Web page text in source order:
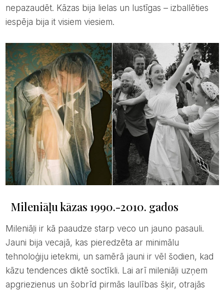
nepazaudēt. Kāzas bija lielas un lustīgas – izballēties
iespēja bija it visiem viesiem.
Mileniāļu kāzas 1990.-2010. gados
Mileniāļi ir kā paaudze starp veco un jauno pasauli.
Jauni bija vecajā, kas pieredzēta ar minimālu
tehnoloģiju ietekmi, un samērā jauni ir vēl šodien, kad
kāzu tendences diktē soctīkli. Lai arī mileniāļi uzņem
apgriezienus un šobrīd pirmās laulības šķir, otrajās